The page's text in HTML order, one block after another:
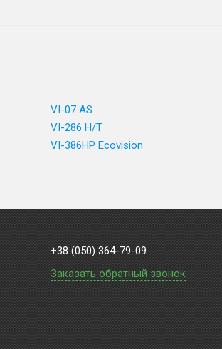
VI-07 AS
VI-286 H/T
VI-386HP Ecovision
+38 (050) 364-79-09
Заказать обратный звонок